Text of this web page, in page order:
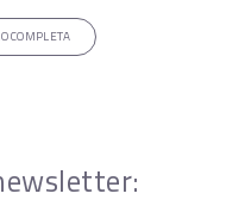
COMPLETA